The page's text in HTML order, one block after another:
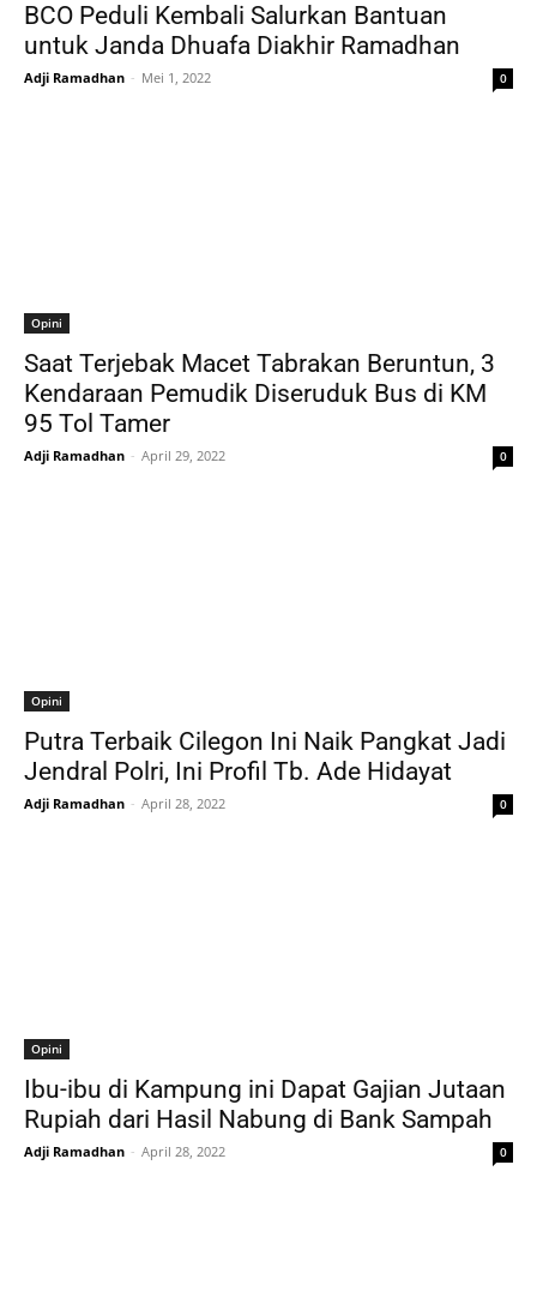
BCO Peduli Kembali Salurkan Bantuan
untuk Janda Dhuafa Diakhir Ramadhan
Adji Ramadhan - Mei 1, 2022 0
Opini
Saat Terjebak Macet Tabrakan Beruntun, 3
Kendaraan Pemudik Diseruduk Bus di KM
95 Tol Tamer
Adji Ramadhan - April 29, 2022 0
Opini
Putra Terbaik Cilegon Ini Naik Pangkat Jadi
Jendral Polri, Ini Profil Tb. Ade Hidayat
Adji Ramadhan - April 28, 2022 0
Opini
Ibu-ibu di Kampung ini Dapat Gajian Jutaan
Rupiah dari Hasil Nabung di Bank Sampah
Adji Ramadhan - April 28, 2022 0